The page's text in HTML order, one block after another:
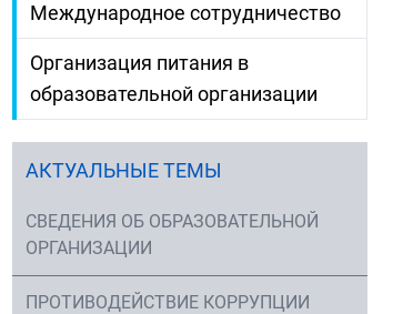
Международное сотрудничество
Организация питания в
образовательной организации
АКТУАЛЬНЫЕ ТЕМЫ
СВЕДЕНИЯ ОБ ОБРАЗОВАТЕЛЬНОЙ
ОРГАНИЗАЦИИ
ПРОТИВОДЕЙСТВИЕ КОРРУПЦИИ